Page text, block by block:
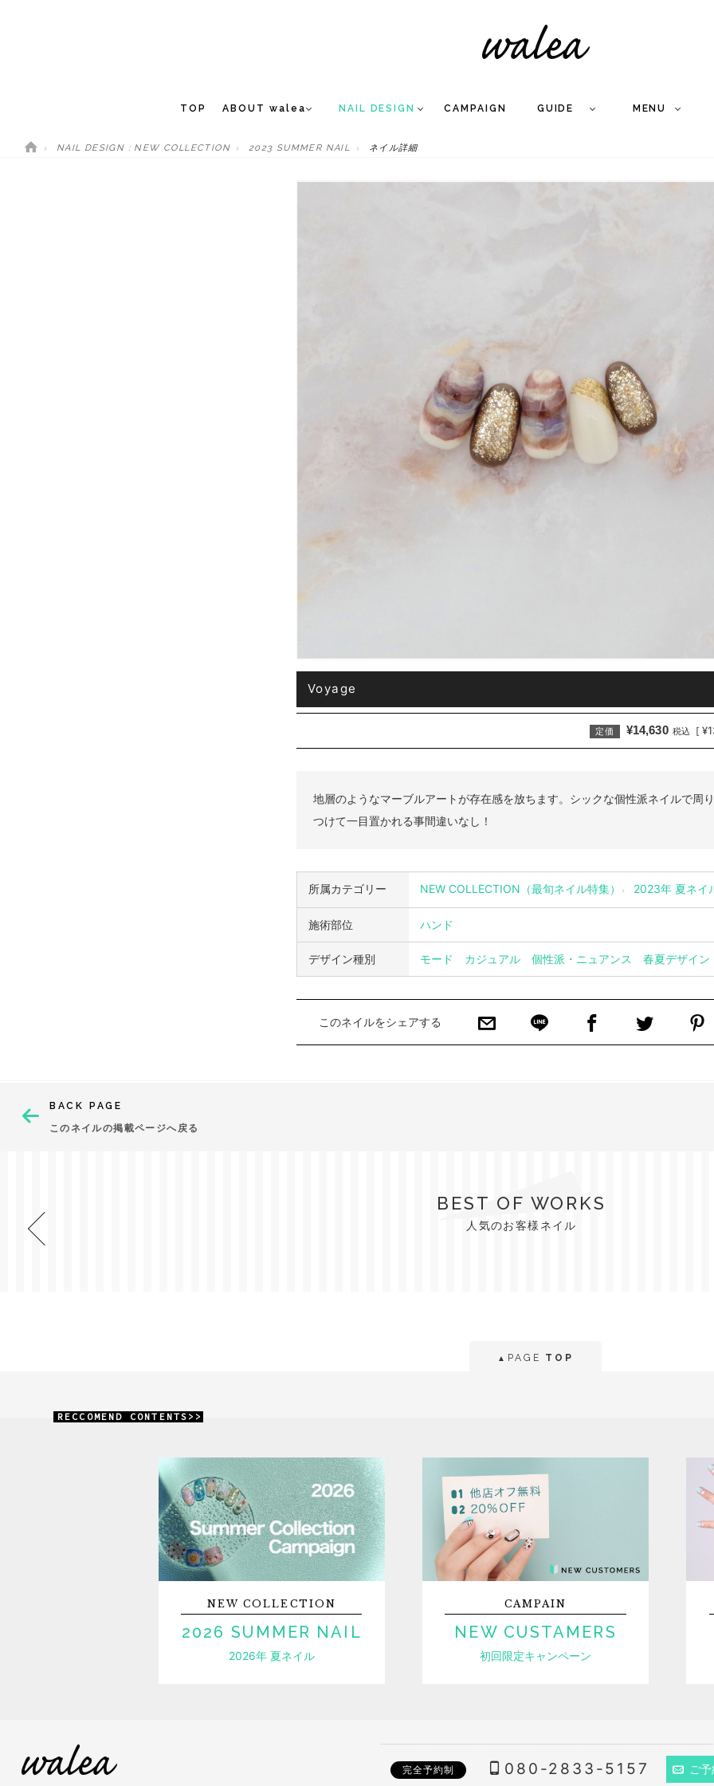
TOP ABOUT walea NAIL DESIGN
WORKS
CAMPAIGN GUIDE
Q
A
MENU
WEDDING NAIL
NAIL DESIGN : NEW COLLECTION 2023 SUMMER NAIL ネイル詳細
Voyage
定価 ¥14,630 税込 [
地層のようなマーブルアートが存在感を放ちます。シックな個性派ネイルで周
つけて一目置かれる事間違いなし！
所属カテゴリー NEW COLLECTION（最旬ネイル特集） 2023年 夏ネイ
施術部位 ハンド
デザイン種別 モード カジュアル 個性派・ニュアンス 春夏デザイン
このネイルをシェアする
BACK PAGE
このネイルの掲載ページへ戻る
BEST OF WORKS
人気のお客様ネイル
▲ PAGE TOP
RECCOMEND CONTENTS>>
NEWCOLLECTION
2026 SUMMER NAIL
2026年 夏ネイル
CAMPAIN
NEW CUSTAMERS
初回限定キャンペーン
完全予約制 080-2833-5157 ご